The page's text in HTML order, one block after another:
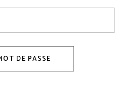
DE PASSE